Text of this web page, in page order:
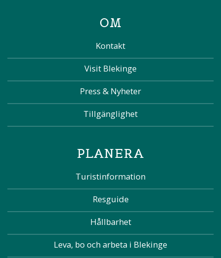
OM
Kontakt
Visit Blekinge
Press & Nyheter
Tillgänglighet
PLANERA
Turistinformation
Resguide
Hållbarhet
Leva, bo och arbeta i Blekinge